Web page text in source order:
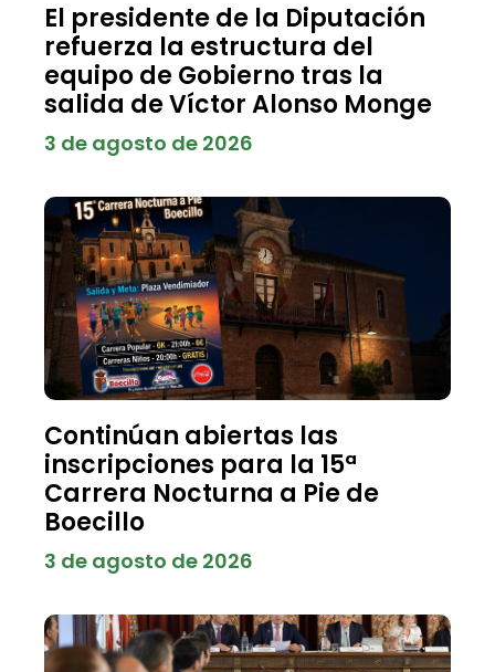
El presidente de la Diputación
refuerza la estructura del
equipo de Gobierno tras la
salida de Víctor Alonso Monge
3 de agosto de 2026
Continúan abiertas las
inscripciones para la 15ª
Carrera Nocturna a Pie de
Boecillo
3 de agosto de 2026